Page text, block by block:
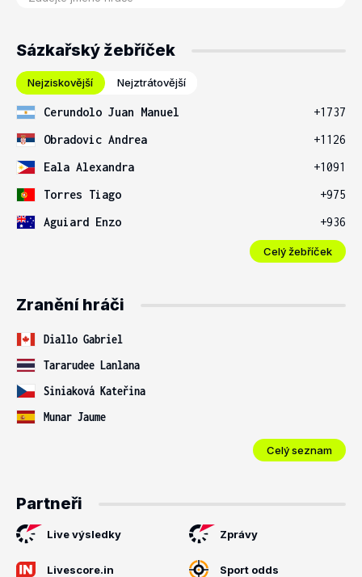
Sázkařský žebříček
Nejziskovější Nejztrátovější
Cerundolo Juan Manuel
+1737
Obradovic Andrea
+1126
Eala Alexandra
+1091
Torres Tiago
+975
Aguiard Enzo
+936
Celý žebříček
Zranění hráči
Diallo Gabriel
Tararudee Lanlana
Siniaková Kateřina
Munar Jaume
Celý seznam
Partneři
Live výsledky Zprávy
Livescore.in Sport odds